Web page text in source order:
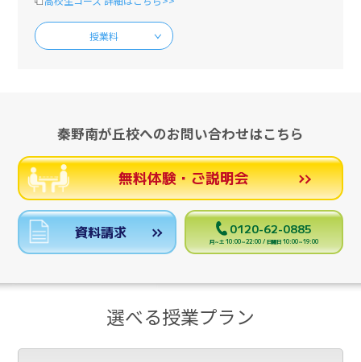
授業料
秦野南が丘校へのお問い合わせはこちら
無料体験・ご説明会
資料請求 0120-62-0885
月～土 10:00～22:00 / 日曜日 10:00～19:00
選べる授業プラン